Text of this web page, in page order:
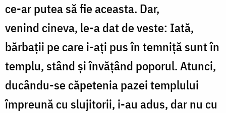
ce-ar putea să fie aceasta. Dar,
venind cineva, le-a dat de veste: Iată,
bărbații pe care i-ați pus în temniță sunt în
templu, stând și învățând poporul. Atunci,
ducându-se căpetenia pazei templului
împreună cu slujitorii, i-au adus, dar nu cu